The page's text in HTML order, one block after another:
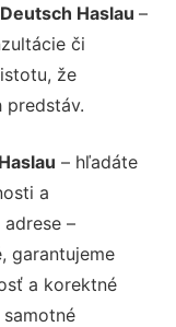
Haslau –
či
že
predstáv.
– hľadáte
a
–
garantujeme
a korektné